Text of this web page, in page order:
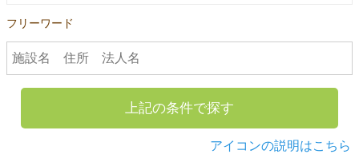
フリーワード
上記の条件で探す
アイコンの説明はこちら